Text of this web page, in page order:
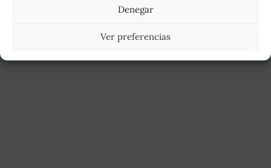
Denegar
Ver preferencias